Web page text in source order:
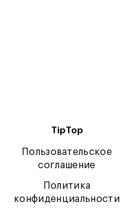
TipTop
Пользовательское
соглашение
Политика
конфиденциальности